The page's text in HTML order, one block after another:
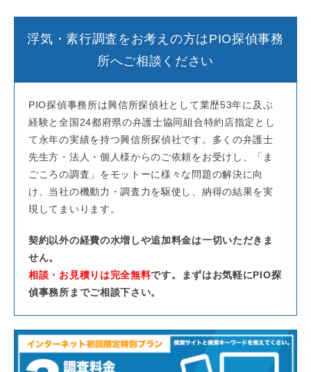
浮気・素行調査をお考えの方はPIO探偵事務
所へご相談ください
PIO探偵事務所は興信所探偵社として業歴53年に及ぶ
経験と全国24都府県の弁護士協同組合特約店指定とし
て永年の実績を持つ興信所探偵社です。多くの弁護士
先生方・法人・個人様からのご依頼をお受けし、「ま
ごころの調査」をモットーに様々な問題の解決に向
け、当社の機動力・調査力を駆使し、納得の結果を実
現してまいります。
契約以外の経費の水増しや追加料金は一切いただきま
せん。
相談・お見積りは完全無料です。まずはお気軽にPIO探
偵事務所までご相談下さい。